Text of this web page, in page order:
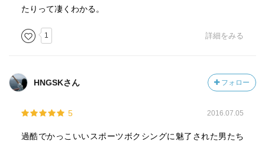
たりって凄くわかる。
1 詳細をみる
HNGSKさん フォロー
5 2016.07.05
過酷でかっこいいスポーツボクシングに魅了された男たち